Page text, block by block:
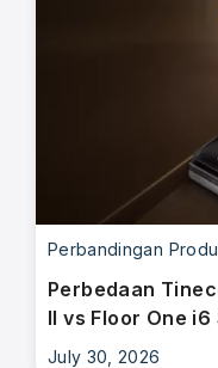
Perbandingan
Perbedaan
II vs Floor One
July 30, 2026